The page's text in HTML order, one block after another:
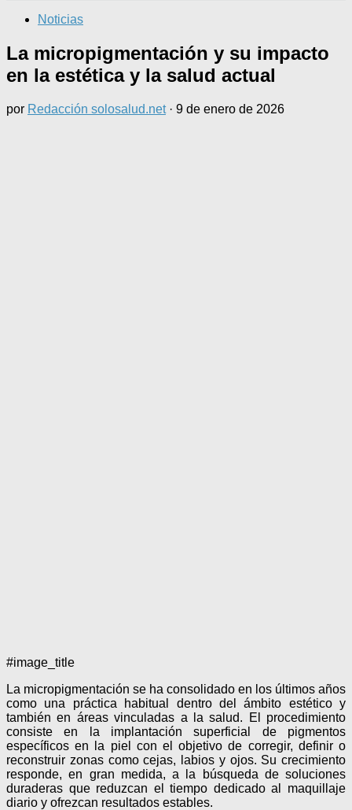
Noticias
La micropigmentación y su impacto
en la estética y la salud actual
por Redacción solosalud.net · 9 de enero de 2026
#image_title
La micropigmentación se ha consolidado en los últimos años
como una práctica habitual dentro del ámbito estético y
también en áreas vinculadas a la salud. El procedimiento
consiste en la implantación superficial de pigmentos
específicos en la piel con el objetivo de corregir, definir o
reconstruir zonas como cejas, labios y ojos. Su crecimiento
responde, en gran medida, a la búsqueda de soluciones
duraderas que reduzcan el tiempo dedicado al maquillaje
diario y ofrezcan resultados estables.